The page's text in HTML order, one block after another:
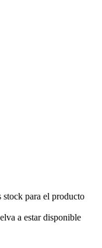
stock para el producto
a estar disponible